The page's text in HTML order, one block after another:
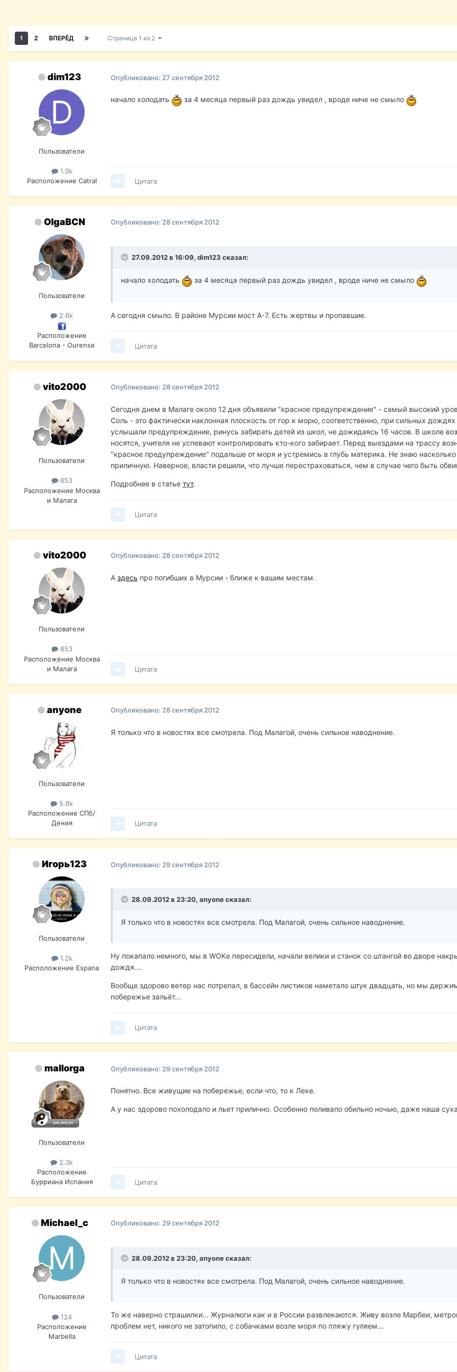
1 2 ВПЕРЁД Страница 1 из 2
dim123
Пользователи
1.3k
Расположение Catral
Опубликовано: 27 сентября 2012
начало холодать за 4 месяца первый раз дождь увидел , вроде ниче не смыло
Цитата
OlgaBCN
Пользователи
2.6k
Расположение
Barcelona - Ourense
Опубликовано: 28 сентября 2012
27.09.2012 в 16:09, dim123 сказал:
начало холодать за 4 месяца первый раз дождь увидел , вроде ниче не смыло
А сегодня смыло. В районе Мурсии мост А-7. Есть жертвы и пропавшие.
Цитата
vito2000
Пользователи
853
Расположение Москва
и Малага
Опубликовано: 28 сентября 2012
Сегодня днем в Малаге около 12 дня объявили "красное предупреждение" - самый высокий
Соль - это фактически наклонная плоскость от гор к морю, соответственно, при сильных
услышали предупреждение, ринусь забирать детей из школ, не дожидаясь 16 часов. В школе
носятся, учителя не успевают контролировать кто-кого забирает. Перед выездами на трассу
"красное предупреждение" подальше от моря и устремись в глубь материка. Не знаю
приличную. Наверное, власти решили, что лучше перестраховаться, чем в случае чего быть
Подробнее в статье тут.
Цитата
vito2000
Пользователи
853
Расположение Москва
и Малага
Опубликовано: 28 сентября 2012
А здесь про погибших в Мурсии - ближе к вашим местам.
Цитата
anyone
Пользователи
5.8k
Расположение СПб/
Дения
Опубликовано: 28 сентября 2012
Я только что в новостях все смотрела. Под Малагой, очень сильное наводнение.
Цитата
Игорь123
Пользователи
1.2k
Расположение Espana
Опубликовано: 29 сентября 2012
28.09.2012 в 23:20, anyone сказал:
Я только что в новостях все смотрела. Под Малагой, очень сильное наводнение.
Ну покапало немного, мы в WOKе пересидели, начали велики и станок со штангой во дворе
дождя....
Вообще здорово ветер нас потрепал, в бассейн листиков наметало штук двадцать, но мы
побережье зальёт...
Цитата
mallorga
Пользователи
2.3k
Расположение
Бурриана Испания
Опубликовано: 29 сентября 2012
Понятно. Все живущие на побережье, если что, то к Лехе.
А у нас здорово похолодало и льет прилично. Особенно поливало обильно ночью, даже наша
Цитата
Michael_c
Пользователи
124
Расположение
Marbella
Опубликовано: 29 сентября 2012
28.09.2012 в 23:20, anyone сказал:
Я только что в новостях все смотрела. Под Малагой, очень сильное наводнение.
То же наверно страшилки... Журналюги как и в России развлекаются. Живу возле Марбеи,
проблем нет, никого не затопило, с собачками возле моря по пляжу гуляем...
Цитата